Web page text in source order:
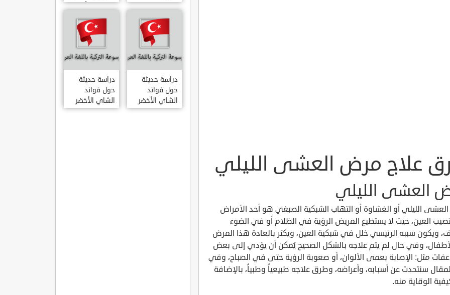
علاج مرض العشى الليلي
العشى الليلي
الليلي أو الغشاوة أو التهاب الشبكية الصبغي هو أحد الأمراض
العين، حيث لا يستطيع المريض الرؤية في الظلام أو في الضوء
ويكون سببه الرئيسي خلل في شبكية العين، ويكثر بالعادة هذا المرض
وفي حال لم يتم علاجه بالشكل الصحيح يُمكن أن يؤدي إلى بعض
مثل: الإصابة بعمى الألوان، أو صعوبة الرؤية حتى في الصباح، وفي
سنتحدث عن أسبابه، وأعراضه، وطرق علاجه طبيعياً وطبياً، بالإضافة
الوقاية منه.
بالتهاب الأمعاء
دراسة حديثة
حول فوائد
الشاي الأخضر
دراسة حديثة
حول فوائد
الشاي الأخضر
لعلاج التهاب